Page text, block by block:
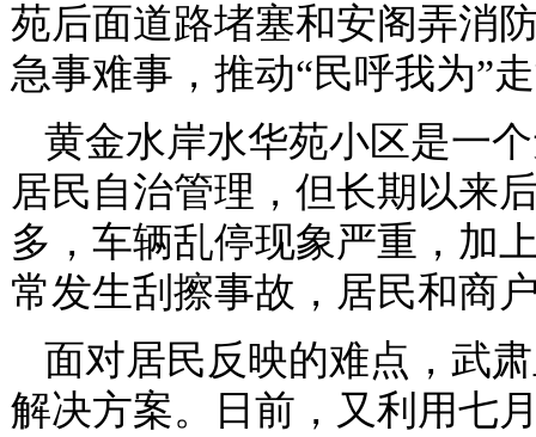
苑后面道路堵塞和安阁弄消
急事难事，推动“民呼我为”
黄金水岸水华苑小区是一
居民自治管理，但长期以来
多，车辆乱停现象严重，加
常发生刮擦事故，居民和商
面对居民反映的难点，武
解决方案。日前，又利用七